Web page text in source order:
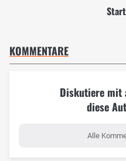
KOMMENTARE
Diskutiere mit
diese
Alle